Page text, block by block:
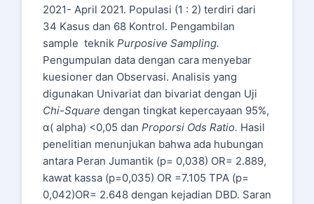
2021- April 2021. Populasi (1 : 2) terdiri dari
34 Kasus dan 68 Kontrol. Pengambilan
sample teknik Purposive Sampling.
Pengumpulan data dengan cara menyebar
kuesioner dan Observasi. Analisis yang
digunakan Univariat dan bivariat dengan Uji
Chi-Square dengan tingkat kepercayaan 95%,
α( alpha) <0,05 dan Proporsi Ods Ratio. Hasil
penelitian menunjukan bahwa ada hubungan
antara Peran Jumantik (p= 0,038) OR= 2.889,
kawat kassa (p=0,035) OR =7.105 TPA (p=
0,042)OR= 2.648 dengan kejadian DBD. Saran